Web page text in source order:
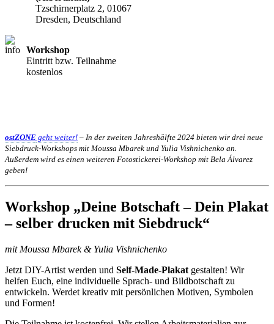
Tzschirnerplatz 2, 01067
Dresden, Deutschland
Workshop
Eintritt bzw. Teilnahme
kostenlos
ostZONE geht weiter! – In der zweiten Jahreshälfte 2024 bieten wir drei neue
Siebdruck-Workshops mit Moussa Mbarek und Yulia Vishnichenko an.
Außerdem wird es einen weiteren Fotostickerei-Workshop mit Bela Álvarez
geben!
Workshop „Deine Botschaft–Dein Plakat
–selber drucken mit Siebdruck“
mit Moussa Mbarek & Yulia Vishnichenko
Jetzt DIY-Artist werden und Self-Made-Plakat gestalten! Wir
helfen Euch, eine individuelle Sprach- und Bildbotschaft zu
entwickeln. Werdet kreativ mit persönlichen Motiven, Symbolen
und Formen!